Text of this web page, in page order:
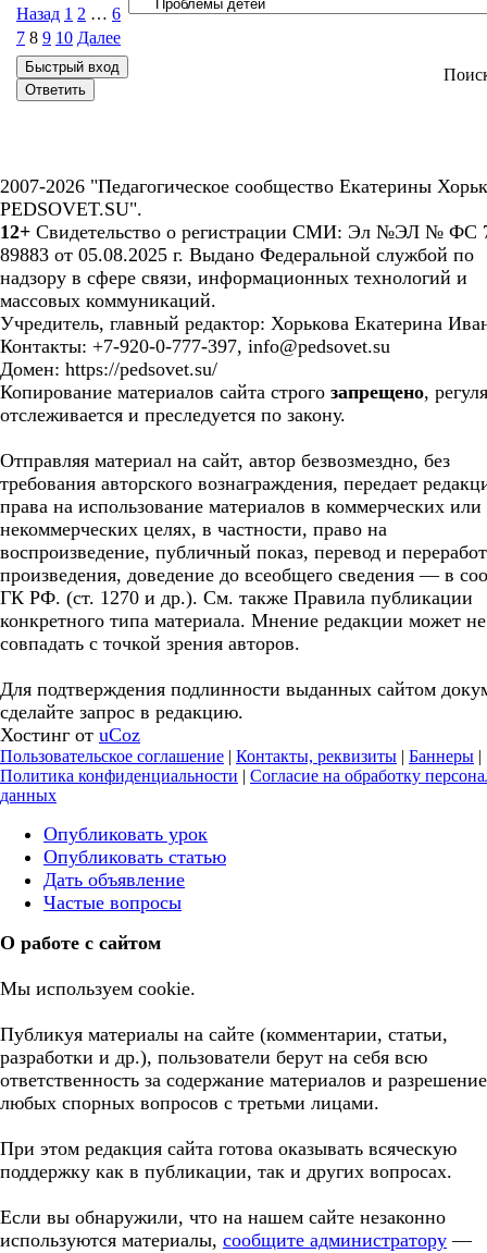
Назад 1 2 … 6
7 8 9 10 Далее
2007-2026 "Педагогическое сообщество Екатерины
PEDSOVET.SU".
12+ Свидетельство о регистрации СМИ: Эл №ЭЛ № ФС
89883 от 05.08.2025 г. Выдано Федеральной службой по
надзору в сфере связи, информационных технологий и
массовых коммуникаций.
Учредитель, главный редактор: Хорькова Екатерина
Контакты: +7-920-0-777-397, info@pedsovet.su
Домен: https://pedsovet.su/
Копирование материалов сайта строго запрещено,
отслеживается и преследуется по закону.
Отправляя материал на сайт, автор безвозмездно, без
требования авторского вознаграждения, передает
права на использование материалов в коммерческих или
некоммерческих целях, в частности, право на
воспроизведение, публичный показ, перевод и
произведения, доведение до всеобщего сведения — в
ГК РФ. (ст. 1270 и др.). См. также Правила публикации
конкретного типа материала. Мнение редакции может не
совпадать с точкой зрения авторов.
Для подтверждения подлинности выданных сайтом
сделайте запрос в редакцию.
Хостинг от uCoz
Пользовательское соглашение | Контакты, реквизиты | Баннеры |
Политика конфиденциальности | Согласие на обработку
данных
Опубликовать урок
Опубликовать статью
Дать объявление
Частые вопросы
О работе с сайтом
Мы используем cookie.
Публикуя материалы на сайте (комментарии, статьи,
разработки и др.), пользователи берут на себя всю
ответственность за содержание материалов и разрешение
любых спорных вопросов с третьми лицами.
При этом редакция сайта готова оказывать всяческую
поддержку как в публикации, так и других вопросах.
Если вы обнаружили, что на нашем сайте незаконно
используются материалы, сообщите администратору —